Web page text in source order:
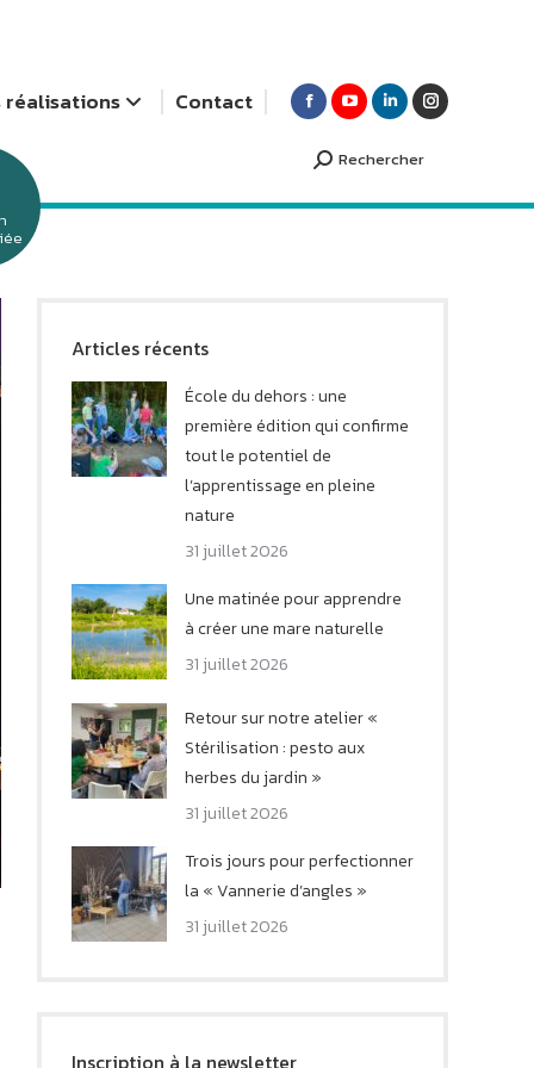
panier des Nutons
réalisations Contact
Search:
Rechercher
Articles récents
École du dehors : une
première édition qui confirme
tout le potentiel de
l’apprentissage en pleine
nature
31 juillet 2026
Une matinée pour apprendre
à créer une mare naturelle
31 juillet 2026
Retour sur notre atelier «
Stérilisation : pesto aux
herbes du jardin »
31 juillet 2026
Trois jours pour perfectionner
la « Vannerie d’angles »
31 juillet 2026
Inscription à la newsletter